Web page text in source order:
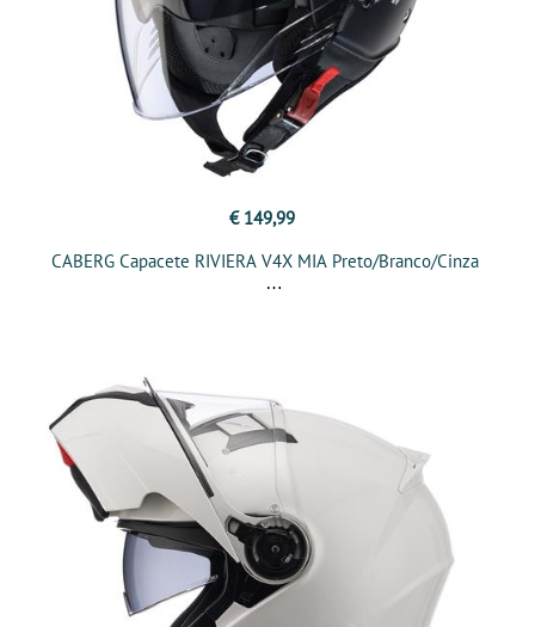
€ 149,99
CABERG Capacete RIVIERA V4X MIA Preto/Branco/Cinza